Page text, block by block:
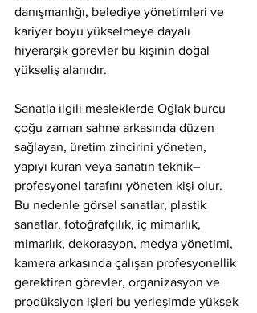
danışmanlığı, belediye yönetimleri ve
kariyer boyu yükselmeye dayalı
hiyerarşik görevler bu kişinin doğal
yükseliş alanıdır.
Sanatla ilgili mesleklerde Oğlak burcu
çoğu zaman sahne arkasında düzen
sağlayan, üretim zincirini yöneten,
yapıyı kuran veya sanatın teknik–
profesyonel tarafını yöneten kişi olur.
Bu nedenle görsel sanatlar, plastik
sanatlar, fotoğrafçılık, iç mimarlık,
mimarlık, dekorasyon, medya yönetimi,
kamera arkasında çalışan profesyonellik
gerektiren görevler, organizasyon ve
prodüksiyon işleri bu yerleşimde yüksek